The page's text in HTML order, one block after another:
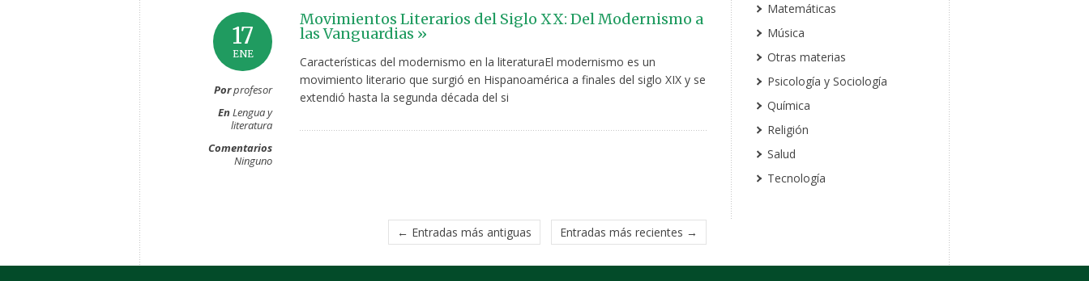
17
ENE
Porprofesor
EnLengua y
literatura
Comentarios
Ninguno
Movimientos Literarios del Siglo XX: Del Modernismo a
las Vanguardias »
Características del modernismo en la literaturaEl modernismo es un
movimiento literario que surgió en Hispanoamérica a finales del siglo XIX y se
extendió hasta la segunda década del si
← Entradas más antiguas Entradas más recientes →
Matemáticas
Música
Otras materias
Psicología y Sociología
Química
Religión
Salud
Tecnología